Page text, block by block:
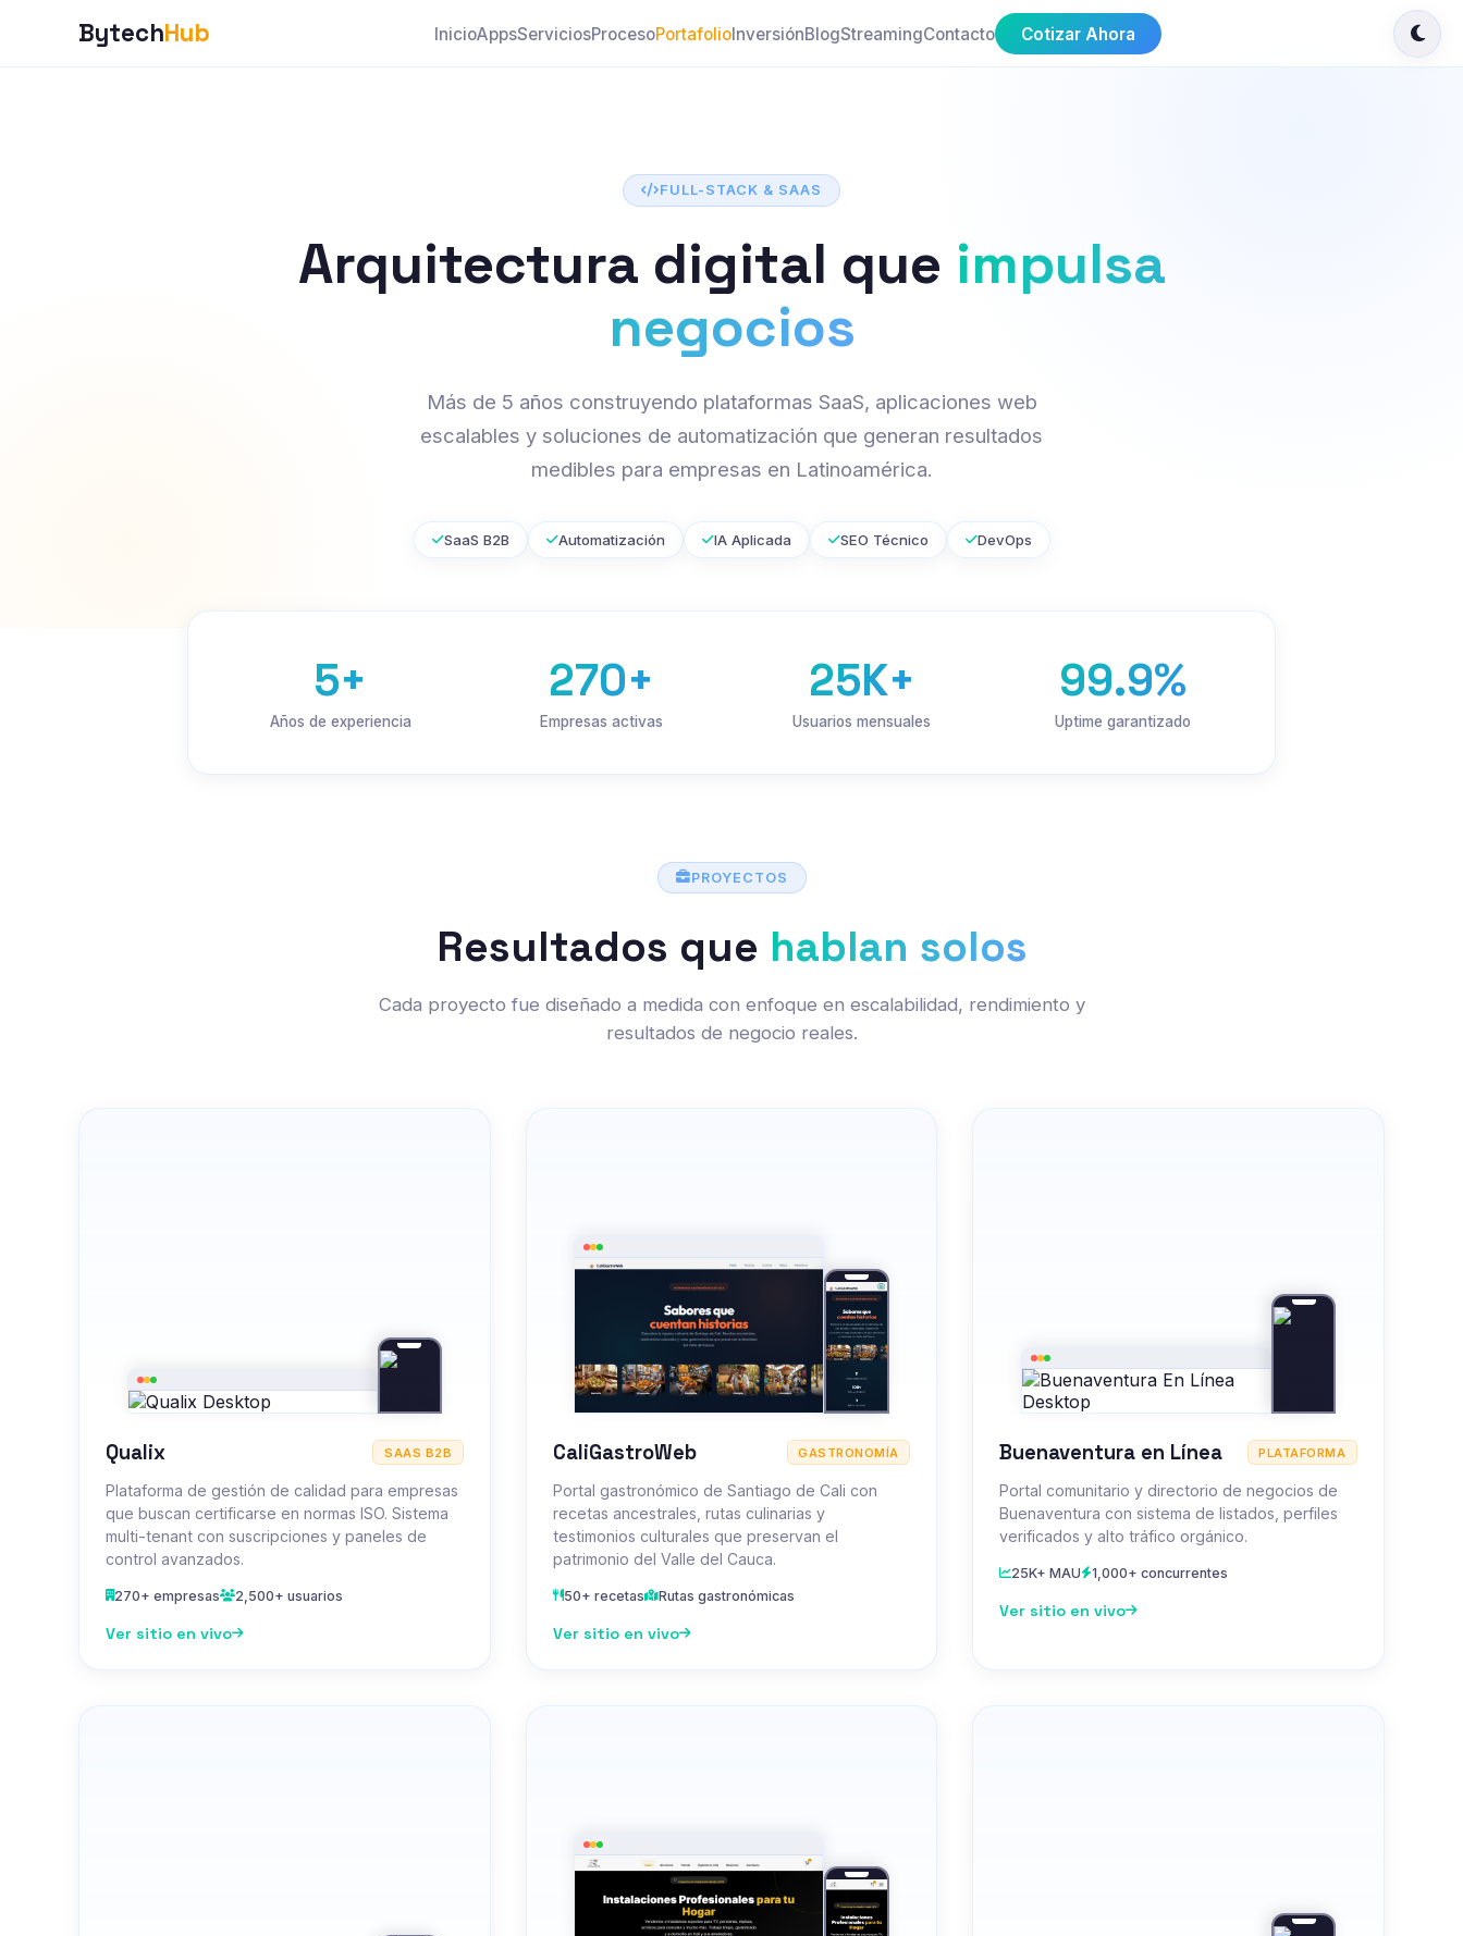
BytechHub InicioAppsServiciosProcesoPortafolioInversiónBlogStreamingContacto Cotizar Ahora
FULL-STACK & SAAS
Arquitectura digital que impulsa
negocios
Más de 5 años construyendo plataformas SaaS, aplicaciones web
escalables y soluciones de automatización que generan resultados
medibles para empresas en Latinoamérica.
SaaS B2B Automatización IA Aplicada SEO Técnico DevOps
5+
Años de experiencia
270+
Empresas activas
25K+
Usuarios mensuales
99.9%
Uptime garantizado
PROYECTOS
Resultados que hablan solos
Cada proyecto fue diseñado a medida con enfoque en escalabilidad, rendimiento y
resultados de negocio reales.
Qualix SAAS B2B
Plataforma de gestión de calidad para empresas
que buscan certificarse en normas ISO. Sistema
multi-tenant con suscripciones y paneles de
control avanzados.
270+ empresas 2,500+ usuarios
Ver sitio en vivo
CaliGastroWeb GASTRONOMÍA
Portal gastronómico de Santiago de Cali con
recetas ancestrales, rutas culinarias y
testimonios culturales que preservan el
patrimonio del Valle del Cauca.
50+ recetas Rutas gastronómicas
Ver sitio en vivo
Buenaventura en Línea PLATAFORMA
Portal comunitario y directorio de negocios de
Buenaventura con sistema de listados, perfiles
verificados y alto tráfico orgánico.
25K+ MAU 1,000+ concurrentes
Ver sitio en vivo